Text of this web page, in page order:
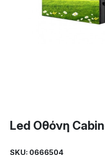
Led Οθόνη
SKU: 0666504